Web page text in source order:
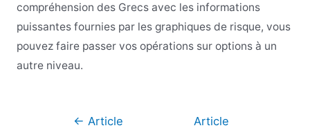
compréhension des Grecs avec les informations
puissantes fournies par les graphiques de risque, vous
pouvez faire passer vos opérations sur options à un
autre niveau.
Navigation
← Article
Article